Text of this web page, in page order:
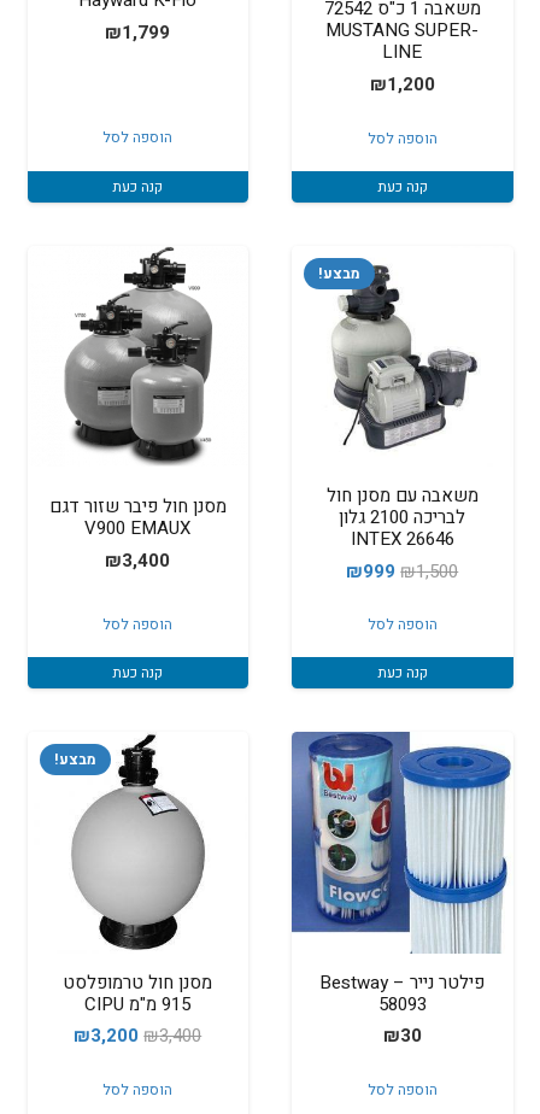
משאבה 1 כ"ס 72542
MUSTANG SUPER-
LINE
₪1,200
הוספה לסל
קנה כעת
₪1,799
הוספה לסל
קנה כעת
מבצע!
משאבה עם מסנן חול
לבריכה 2100 גלון
INTEX 26646
₪1,500
המחיר
היה:
₪1,500.
₪999
המחיר
₪999.
הוספה לסל
קנה כעת
מסנן חול פיבר שזור דגם
V900 EMAUX
₪3,400
הוספה לסל
קנה כעת
פילטר נייר – Bestway
58093
₪30
הוספה לסל
מבצע!
מסנן חול טרמופלסט
915 מ"מ CIPU
₪3,400
המחיר
היה:
₪3,200
המחיר
הוספה לסל